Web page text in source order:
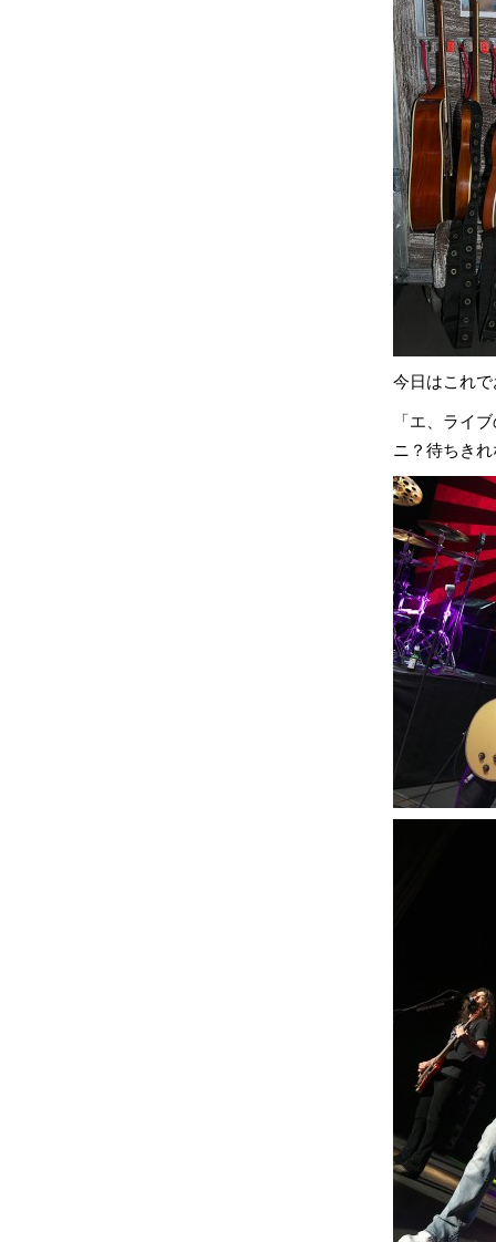
今日はこれ
「エ、ライ
ニ？待ちき